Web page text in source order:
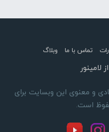
تماس با ما وبلاگ
لامینور
حقوق مادی و معنوی این وبسایت برای
است.